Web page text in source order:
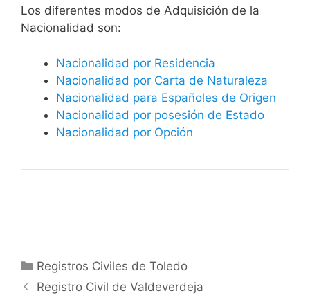
​​​Los diferentes modos de Adquisición de la
Nacionalidad son:
Nacionalidad por Residencia
Nacionalidad por Carta de Naturaleza
Nacionalidad para Españoles de Origen
Nacionalidad por posesión de Estado
Nacionalidad por Opción
Categorías
Registros Civiles de Toledo
Registro Civil de Valdeverdeja